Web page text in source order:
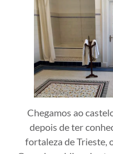
Chegamos ao
depois de ter
fortaleza de Trieste,